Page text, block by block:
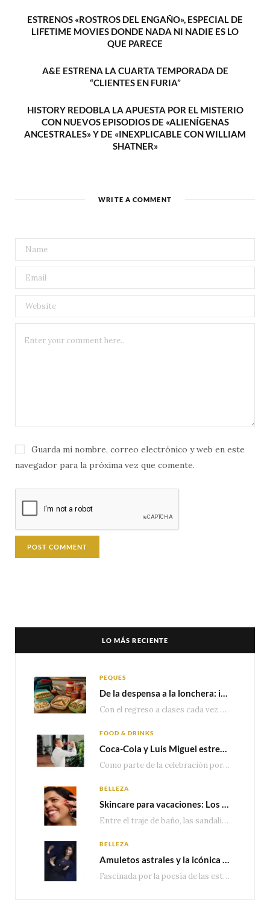
ESTRENOS «ROSTROS DEL ENGAÑO», ESPECIAL DE
LIFETIME MOVIES DONDE NADA NI NADIE ES LO
QUE PARECE
A&E ESTRENA LA CUARTA TEMPORADA DE
“CLIENTES EN FURIA”
HISTORY REDOBLA LA APUESTA POR EL MISTERIO
CON NUEVOS EPISODIOS DE «ALIENÍGENAS
ANCESTRALES» Y DE «INEXPLICABLE CON WILLIAM
SHATNER»
WRITE A COMMENT
Guarda mi nombre, correo electrónico y web en este
navegador para la próxima vez que comente.
LO MÁS RECIENTE
PEQUES
De la despensa a la lonchera: ideas rápidas para el regreso a clases
Con el regreso a clases cada vez más cerca, las familias comienzan a reorganizar horarios,…
FOOD & DRINKS
Coca-Cola y Luis Miguel estrenan el comercial que celebra 100 años de historia junto a México
Como parte de la celebración por sus primeros 100 años enMéxico, Coca-Cola presenta hoy el…
BELLEZA
Skincare para vacaciones: Los do’s and dont’s para cuidar tu piel
Entre el traje de baño, las sandalias, los lentes de sol y los looks que…
BELLEZA
Amuletos astrales y la icónica colección Zodiaque de Van Cleef & Arpels
Fascinada por la poesía de las estrellas, la Maison Van Cleef & Arpels celebra la llegada de las…